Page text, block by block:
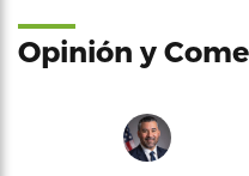
Opinión y